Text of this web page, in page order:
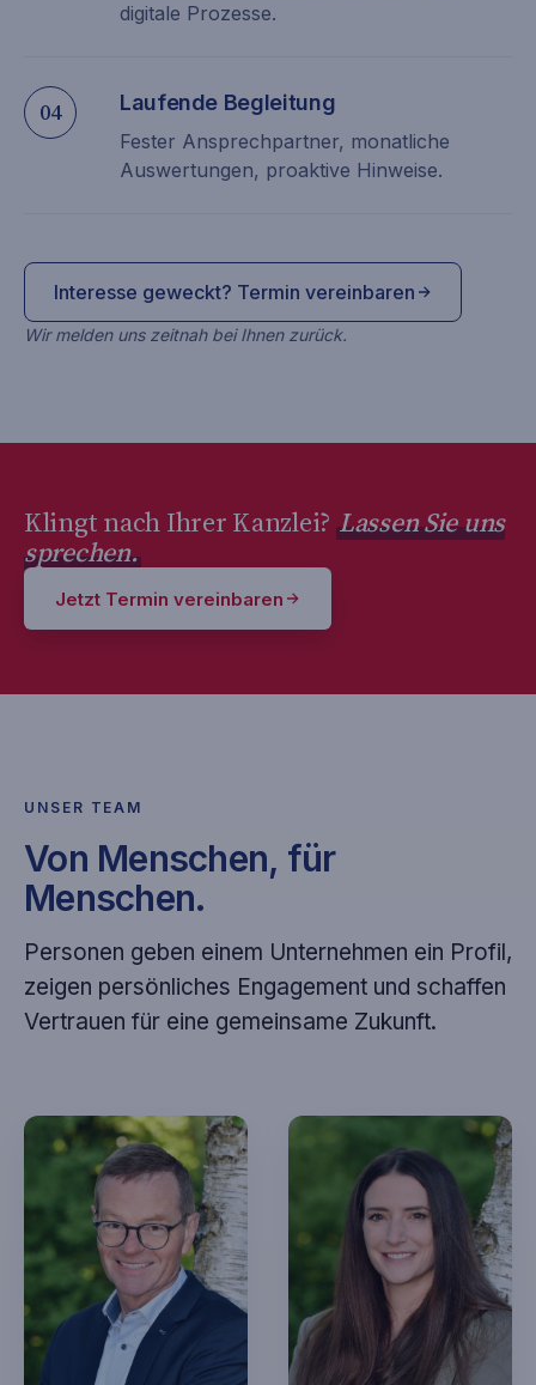
digitale Prozesse.
04 Laufende Begleitung
Fester Ansprechpartner, monatliche
Auswertungen, proaktive Hinweise.
Interesse geweckt? Termin vereinbaren
Wir melden uns zeitnah bei Ihnen zurück.
Klingt nach Ihrer Kanzlei? Lassen Sie uns
sprechen.
Jetzt Termin vereinbaren
UNSER TEAM
Von Menschen, für
Menschen.
Personen geben einem Unternehmen ein Profil,
zeigen persönliches Engagement und schaffen
Vertrauen für eine gemeinsame Zukunft.